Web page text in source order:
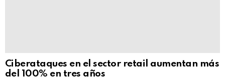
Ciberataques en el sector retail aumentan más
del 100% en tres años